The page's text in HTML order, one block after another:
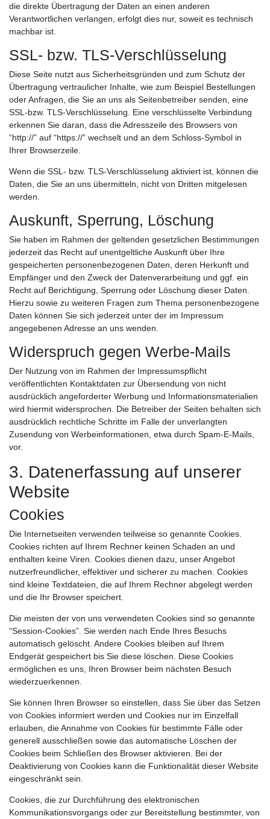
die direkte Übertragung der Daten an einen anderen
Verantwortlichen verlangen, erfolgt dies nur, soweit es technisch
machbar ist.
SSL- bzw. TLS-Verschlüsselung
Diese Seite nutzt aus Sicherheitsgründen und zum Schutz der
Übertragung vertraulicher Inhalte, wie zum Beispiel Bestellungen
oder Anfragen, die Sie an uns als Seitenbetreiber senden, eine
SSL-bzw. TLS-Verschlüsselung. Eine verschlüsselte Verbindung
erkennen Sie daran, dass die Adresszeile des Browsers von
“http://” auf “https://” wechselt und an dem Schloss-Symbol in
Ihrer Browserzeile.
Wenn die SSL- bzw. TLS-Verschlüsselung aktiviert ist, können die
Daten, die Sie an uns übermitteln, nicht von Dritten mitgelesen
werden.
Auskunft, Sperrung, Löschung
Sie haben im Rahmen der geltenden gesetzlichen Bestimmungen
jederzeit das Recht auf unentgeltliche Auskunft über Ihre
gespeicherten personenbezogenen Daten, deren Herkunft und
Empfänger und den Zweck der Datenverarbeitung und ggf. ein
Recht auf Berichtigung, Sperrung oder Löschung dieser Daten.
Hierzu sowie zu weiteren Fragen zum Thema personenbezogene
Daten können Sie sich jederzeit unter der im Impressum
angegebenen Adresse an uns wenden.
Widerspruch gegen Werbe-Mails
Der Nutzung von im Rahmen der Impressumspflicht
veröffentlichten Kontaktdaten zur Übersendung von nicht
ausdrücklich angeforderter Werbung und Informationsmaterialien
wird hiermit widersprochen. Die Betreiber der Seiten behalten sich
ausdrücklich rechtliche Schritte im Falle der unverlangten
Zusendung von Werbeinformationen, etwa durch Spam-E-Mails,
vor.
3. Datenerfassung auf unserer
Website
Cookies
Die Internetseiten verwenden teilweise so genannte Cookies.
Cookies richten auf Ihrem Rechner keinen Schaden an und
enthalten keine Viren. Cookies dienen dazu, unser Angebot
nutzerfreundlicher, effektiver und sicherer zu machen. Cookies
sind kleine Textdateien, die auf Ihrem Rechner abgelegt werden
und die Ihr Browser speichert.
Die meisten der von uns verwendeten Cookies sind so genannte
“Session-Cookies”. Sie werden nach Ende Ihres Besuchs
automatisch gelöscht. Andere Cookies bleiben auf Ihrem
Endgerät gespeichert bis Sie diese löschen. Diese Cookies
ermöglichen es uns, Ihren Browser beim nächsten Besuch
wiederzuerkennen.
Sie können Ihren Browser so einstellen, dass Sie über das Setzen
von Cookies informiert werden und Cookies nur im Einzelfall
erlauben, die Annahme von Cookies für bestimmte Fälle oder
generell ausschließen sowie das automatische Löschen der
Cookies beim Schließen des Browser aktivieren. Bei der
Deaktivierung von Cookies kann die Funktionalität dieser Website
eingeschränkt sein.
Cookies, die zur Durchführung des elektronischen
Kommunikationsvorgangs oder zur Bereitstellung bestimmter, von